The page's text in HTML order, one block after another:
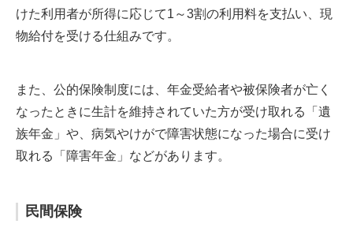
けた利用者が所得に応じて1～3割の利用料を支払い、現
物給付を受ける仕組みです。
また、公的保険制度には、年金受給者や被保険者が亡く
なったときに生計を維持されていた方が受け取れる「遺
族年金」や、病気やけがで障害状態になった場合に受け
取れる「障害年金」などがあります。
民間保険